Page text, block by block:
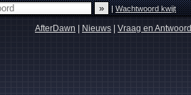
|Wachtwoord kwijt
AfterDawn Nieuws Vraag en Antwoord